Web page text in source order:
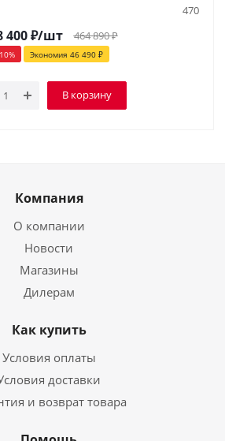
470
400₽/шт 464 890₽
% Экономия 46 490₽
В корзину
Компания
О компании
Новости
Магазины
Дилерам
Как купить
Условия оплаты
доставки
и возврат товара